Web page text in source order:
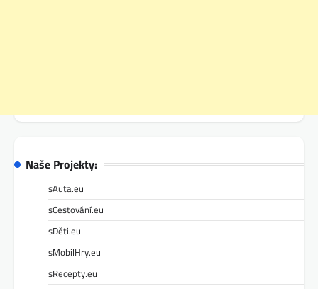
Naše Projekty:
sAuta.eu
sCestování.eu
sDěti.eu
sMobilHry.eu
sRecepty.eu